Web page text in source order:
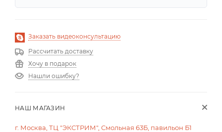
Заказать видеоконсультацию
Рассчитать доставку
Хочу в подарок
Нашли ошибку?
НАШ МАГАЗИН
г. Москва, ТЦ "ЭКСТРИМ", Смольная 63Б, павильон Б1